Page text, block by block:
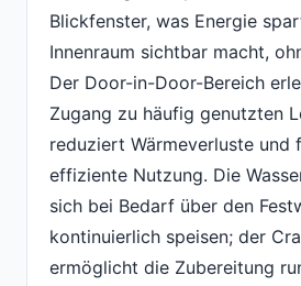
Blickfenster, was Energie
Innenraum sichtbar macht,
Der Door-in-Door-Bereich
Zugang zu häufig genutzten
reduziert Wärmeverluste und
effiziente Nutzung. Die
sich bei Bedarf über den
kontinuierlich speisen; der
ermöglicht die Zubereitung